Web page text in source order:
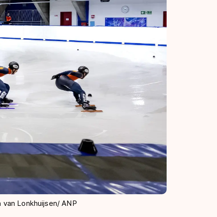
Lonkhuijsen/ ANP